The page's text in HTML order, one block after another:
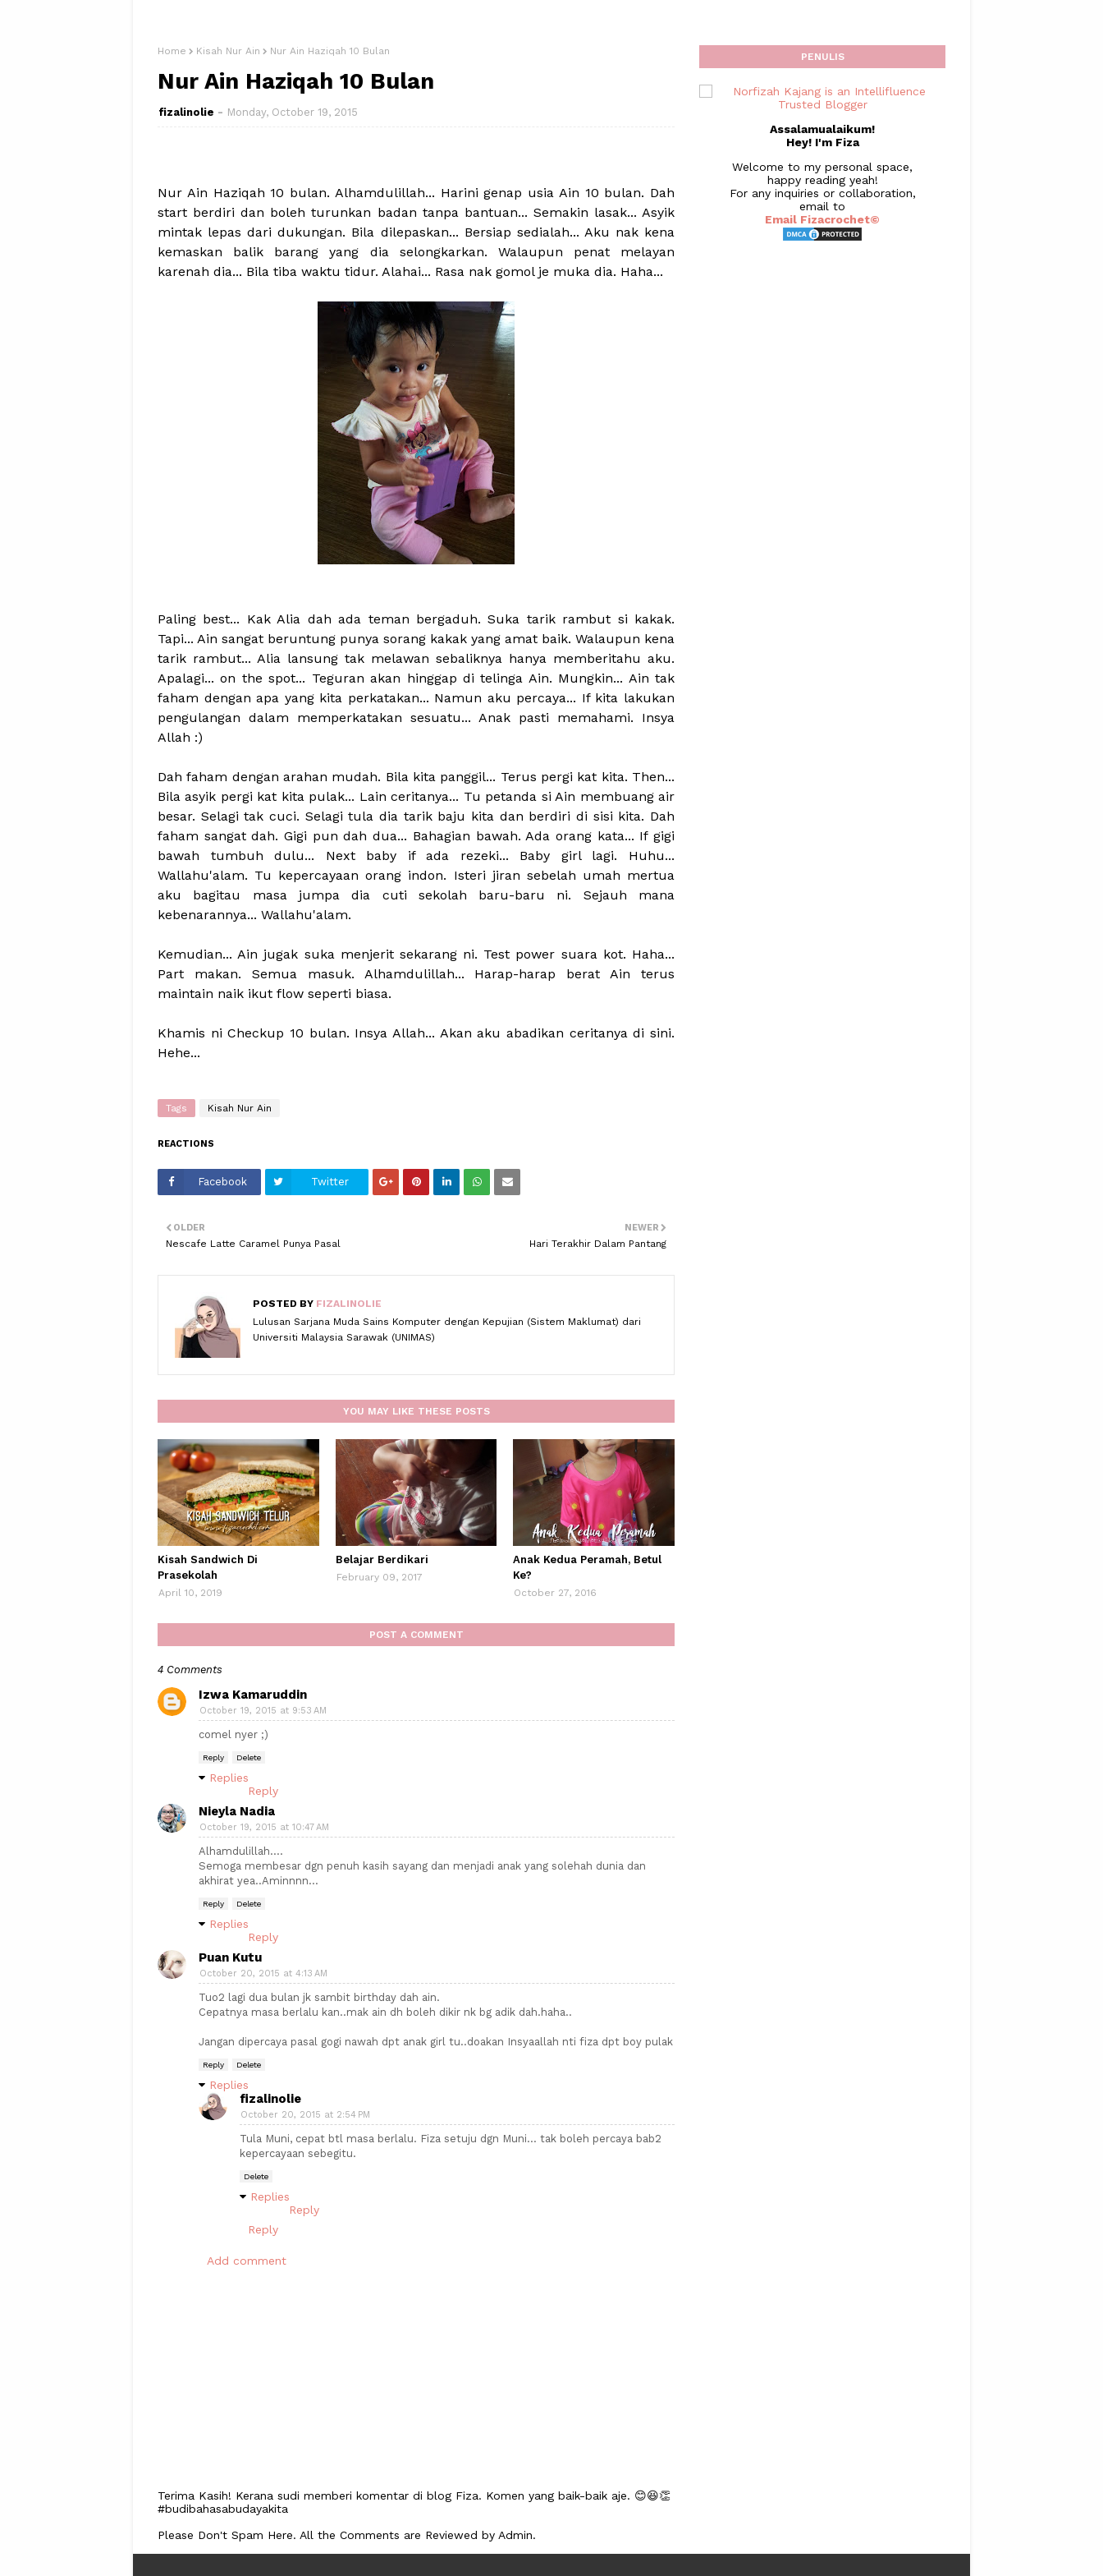
Home Kisah Nur Ain Nur Ain Haziqah 10 Bulan
Nur Ain Haziqah 10 Bulan
fizalinolie Monday, October 19, 2015
Nur Ain Haziqah 10 bulan. Alhamdulillah... Harini genap usia Ain 10 bulan. Dah
start berdiri dan boleh turunkan badan tanpa bantuan... Semakin lasak... Asyik
mintak lepas dari dukungan. Bila dilepaskan... Bersiap sedialah... Aku nak kena
kemaskan balik barang yang dia selongkarkan. Walaupun penat melayan
karenah dia... Bila tiba waktu tidur. Alahai... Rasa nak gomol je muka dia. Haha...
Paling best... Kak Alia dah ada teman bergaduh. Suka tarik rambut si kakak.
Tapi... Ain sangat beruntung punya sorang kakak yang amat baik. Walaupun kena
tarik rambut... Alia lansung tak melawan sebaliknya hanya memberitahu aku.
Apalagi... on the spot... Teguran akan hinggap di telinga Ain. Mungkin... Ain tak
faham dengan apa yang kita perkatakan... Namun aku percaya... If kita lakukan
pengulangan dalam memperkatakan sesuatu... Anak pasti memahami. Insya
Allah :)
Dah faham dengan arahan mudah. Bila kita panggil... Terus pergi kat kita. Then...
Bila asyik pergi kat kita pulak... Lain ceritanya... Tu petanda si Ain membuang air
besar. Selagi tak cuci. Selagi tula dia tarik baju kita dan berdiri di sisi kita. Dah
faham sangat dah. Gigi pun dah dua... Bahagian bawah. Ada orang kata... If gigi
bawah tumbuh dulu... Next baby if ada rezeki... Baby girl lagi. Huhu...
Wallahu'alam. Tu kepercayaan orang indon. Isteri jiran sebelah umah mertua
aku bagitau masa jumpa dia cuti sekolah baru-baru ni. Sejauh mana
kebenarannya... Wallahu'alam.
Kemudian... Ain jugak suka menjerit sekarang ni. Test power suara kot. Haha...
Part makan. Semua masuk. Alhamdulillah... Harap-harap berat Ain terus
maintain naik ikut flow seperti biasa.
Khamis ni Checkup 10 bulan. Insya Allah... Akan aku abadikan ceritanya di sini.
Hehe...
Tags Kisah Nur Ain
REACTIONS
Facebook Twitter
NEWER
Hari Terakhir Dalam Pantang
OLDER
Nescafe Latte Caramel Punya Pasal
POSTED BY FIZALINOLIE
Lulusan Sarjana Muda Sains Komputer dengan Kepujian (Sistem Maklumat) dari
Universiti Malaysia Sarawak (UNIMAS)
YOU MAY LIKE THESE POSTS
Kisah Sandwich Di
Prasekolah
April 10, 2019
Belajar Berdikari
February 09, 2017
Anak Kedua Peramah, Betul
Ke?
October 27, 2016
POST A COMMENT
4 Comments
Izwa Kamaruddin
October 19, 2015 at 9:53 AM
comel nyer ;)
Reply Delete
Replies
Reply
Nieyla Nadia
October 19, 2015 at 10:47 AM
Alhamdulillah....
Semoga membesar dgn penuh kasih sayang dan menjadi anak yang solehah dunia dan
akhirat yea..Aminnnn...
Reply Delete
Replies
Reply
Puan Kutu
October 20, 2015 at 4:13 AM
Tuo2 lagi dua bulan jk sambit birthday dah ain.
Cepatnya masa berlalu kan..mak ain dh boleh dikir nk bg adik dah.haha..
Jangan dipercaya pasal gogi nawah dpt anak girl tu..doakan Insyaallah nti fiza dpt boy pulak
Reply Delete
Replies
fizalinolie
October 20, 2015 at 2:54 PM
Tula Muni, cepat btl masa berlalu. Fiza setuju dgn Muni... tak boleh percaya bab2
kepercayaan sebegitu.
Delete
Replies
Reply
Reply
Add comment
Terima Kasih! Kerana sudi memberi komentar di blog Fiza. Komen yang baik-baik aje. 😊😆👏
#budibahasabudayakita
Please Don't Spam Here. All the Comments are Reviewed by Admin.
PENULIS
Assalamualaikum!
Hey! I'm Fiza
Welcome to my personal space,
happy reading yeah!
For any inquiries or collaboration,
email to
Email Fizacrochet©